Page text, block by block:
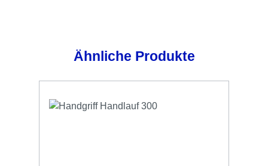
Produktgalerie überspringen
Ähnliche Produkte